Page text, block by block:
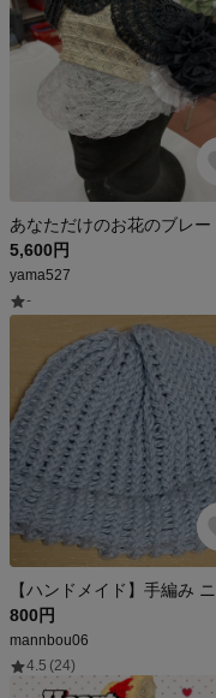
あなただけのお花のブレー
5,600円
yama527
-
800円
mannbou06
4.5 (24)